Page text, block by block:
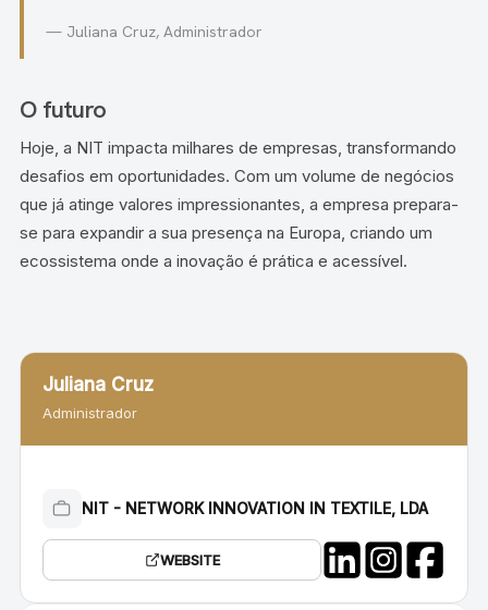
— Juliana Cruz, Administrador
O futuro
Hoje, a NIT impacta milhares de empresas, transformando
desafios em oportunidades. Com um volume de negócios
que já atinge valores impressionantes, a empresa prepara-
se para expandir a sua presença na Europa, criando um
ecossistema onde a inovação é prática e acessível.
Juliana Cruz
Administrador
NIT - NETWORK INNOVATION IN TEXTILE, LDA
WEBSITE